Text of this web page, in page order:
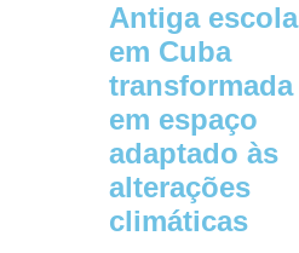
Antiga escola
em Cuba
transformada
em espaço
adaptado às
alterações
climáticas